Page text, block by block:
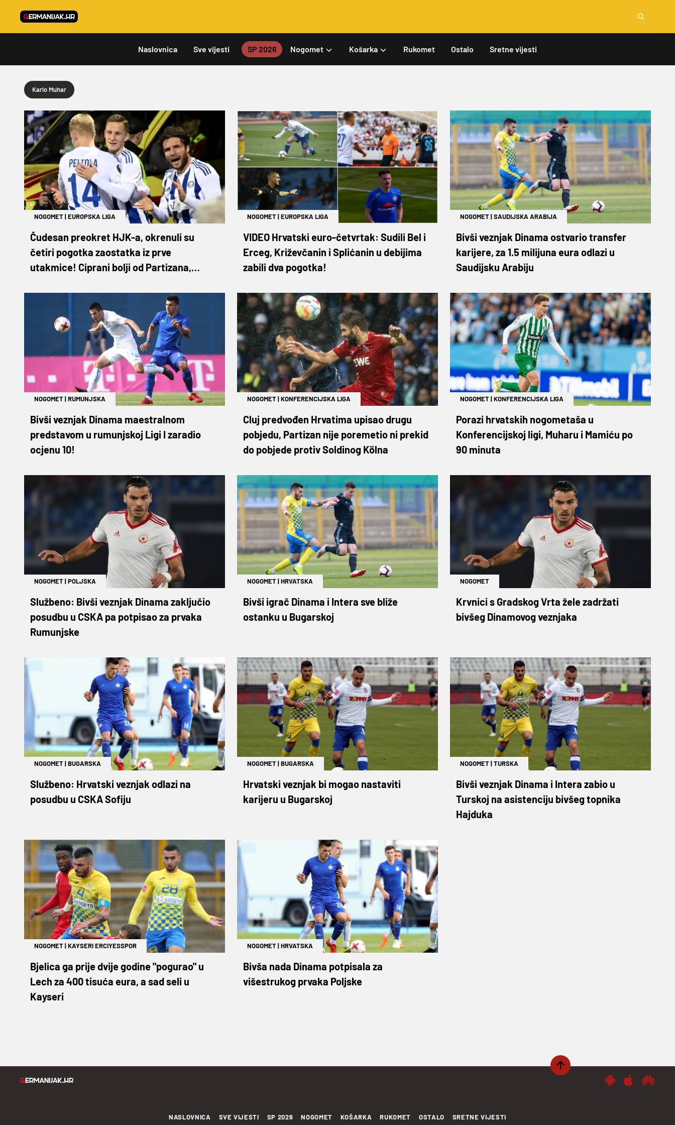
Naslovnica Sve vijesti SP 2026 Nogomet Košarka Rukomet Ostalo Sretne vijesti
Karlo Muhar
NOGOMET|EUROPSKA LIGA
Čudesan preokret HJK-a, okrenuli su
četiri pogotka zaostatka iz prve
utakmice! Ciprani bolji od Partizana,
NOGOMET|EUROPSKA LIGA
VIDEO Hrvatski euro-četvrtak: Sudili Bel i
Erceg, Križevčanin i Splićanin u debijima
zabili dva pogotka!
NOGOMET|SAUDIJSKA ARABIJA
Bivši veznjak Dinama ostvario transfer
karijere, za 1.5 milijuna eura odlazi u
Saudijsku Arabiju
NOGOMET|RUMUNJSKA
Bivši veznjak Dinama maestralnom
predstavom u rumunjskoj Ligi I zaradio
ocjenu 10!
NOGOMET|KONFERENCIJSKA LIGA
Cluj predvođen Hrvatima upisao drugu
pobjedu, Partizan nije poremetio ni prekid
do pobjede protiv Soldinog Kölna
NOGOMET|KONFERENCIJSKA LIGA
Porazi hrvatskih nogometaša u
Konferencijskoj ligi, Muharu i Mamiću po
90 minuta
NOGOMET|POLJSKA
Službeno: Bivši veznjak Dinama zaključio
posudbu u CSKA pa potpisao za prvaka
Rumunjske
NOGOMET|HRVATSKA
Bivši igrač Dinama i Intera sve bliže
ostanku u Bugarskoj
NOGOMET
Krvnici s Gradskog Vrta žele zadržati
bivšeg Dinamovog veznjaka
NOGOMET|BUGARSKA
Službeno: Hrvatski veznjak odlazi na
posudbu u CSKA Sofiju
NOGOMET|BUGARSKA
Hrvatski veznjak bi mogao nastaviti
karijeru u Bugarskoj
NOGOMET|TURSKA
Bivši veznjak Dinama i Intera zabio u
Turskoj na asistenciju bivšeg topnika
Hajduka
NOGOMET|KAYSERI ERCIYESSPOR
Bjelica ga prije dvije godine "pogurao" u
Lech za 400 tisuća eura, a sad seli u
Kayseri
NOGOMET|HRVATSKA
Bivša nada Dinama potpisala za
višestrukog prvaka Poljske
NASLOVNICA SVE VIJESTI SP 2026 NOGOMET KOŠARKA RUKOMET OSTALO SRETNE VIJESTI